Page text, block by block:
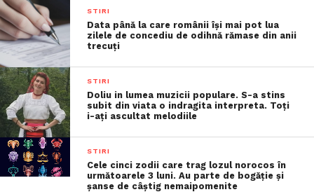
STIRI
Data până la care românii îşi mai pot lua
zilele de concediu de odihnă rămase din anii
trecuţi
STIRI
Doliu in lumea muzicii populare. S-a stins
subit din viata o indragita interpreta. Toți
i-ați ascultat melodiile
STIRI
Cele cinci zodii care trag lozul norocos în
următoarele 3 luni. Au parte de bogăție și
șanse de câștig nemaipomenite